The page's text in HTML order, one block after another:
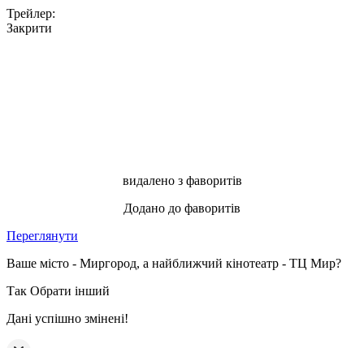
Трейлер:
Закрити
видалено з фаворитів
Додано до фаворитів
Переглянути
Ваше місто - Миргород, а найближчий кінотеатр - ТЦ Мир?
Так Обрати інший
Дані успішно змінені!